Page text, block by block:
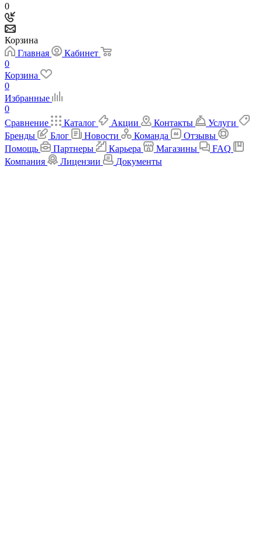
0
Корзина
Главная
Кабинет
0
Корзина
0
Избранные
0
Сравнение
Каталог Акции Контакты
Услуги
Бренды
Блог Новости Команда
Отзывы
Помощь
Партнеры Карьера Магазины
FAQ
Компания
Лицензии Документы